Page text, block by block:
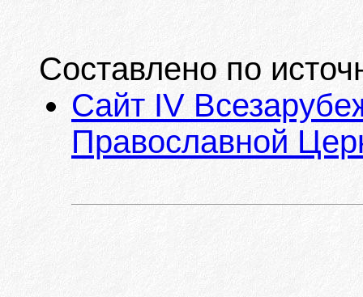
Составлено по
Сайт IV
Православной